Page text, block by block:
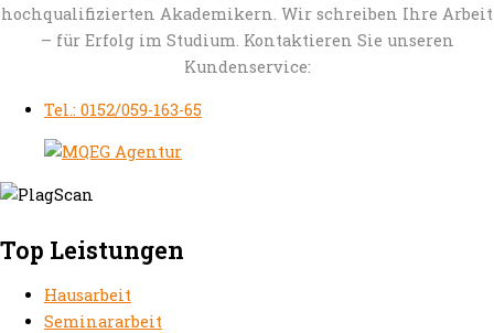
hochqualifizierten Akademikern. Wir schreiben Ihre Arbeit
– für Erfolg im Studium. Kontaktieren Sie unseren
Kundenservice:
Tel.: 0152/059-163-65
Top Leistungen
Hausarbeit
Seminararbeit